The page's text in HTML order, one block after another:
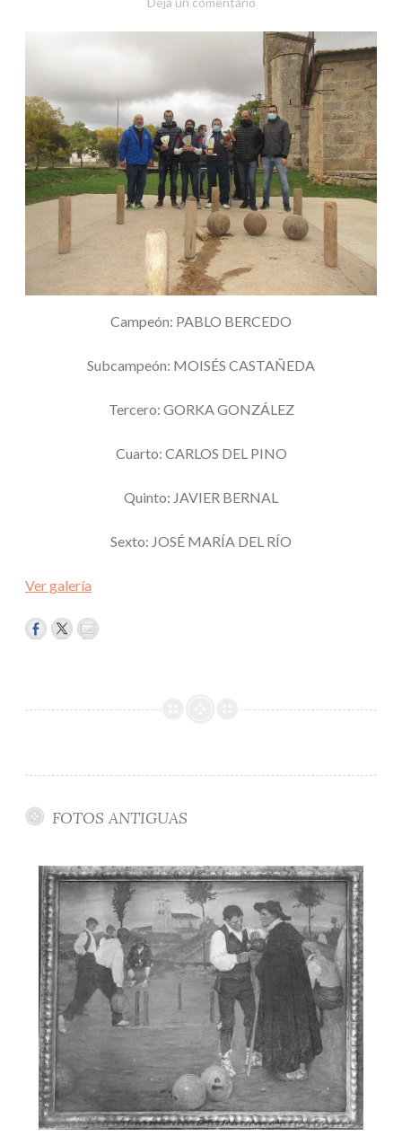
Campeón: PABLO BERCEDO
Subcampeón: MOISÉS CASTAÑEDA
Tercero: GORKA GONZÁLEZ
Cuarto: CARLOS DEL PINO
Quinto: JAVIER BERNAL
Sexto: JOSÉ MARÍA DEL RÍO
Ver galería
FOTOS ANTIGUAS